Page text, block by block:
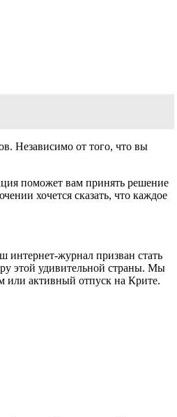
Независимо от того, что вы
поможет вам принять решение
хочется сказать, что каждое
интернет-журнал призван стать
этой удивительной страны. Мы
или активный отпуск на Крите.